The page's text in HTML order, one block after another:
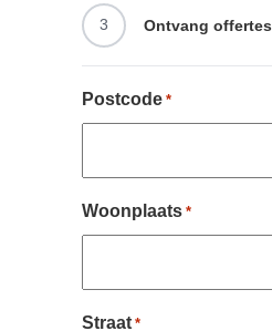
3 Ontvang offertes
Postcode *
Woonplaats *
Straat *